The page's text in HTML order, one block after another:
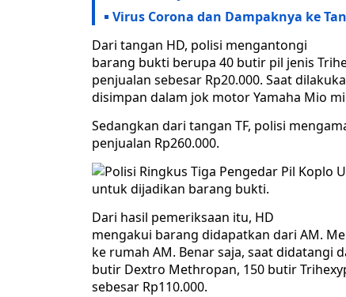
Virus Corona dan Dampaknya ke
Dari tangan HD, polisi mengantongi
barang bukti berupa 40 butir pil jenis
penjualan sebesar Rp20.000. Saat
disimpan dalam jok motor Yamaha Mio
Sedangkan dari tangan TF, polisi
penjualan Rp260.000.
untuk dijadikan barang bukti.
Dari hasil pemeriksaan itu, HD
mengakui barang didapatkan dari AM.
ke rumah AM. Benar saja, saat didatangi
butir Dextro Methropan, 150 butir
sebesar Rp110.000.